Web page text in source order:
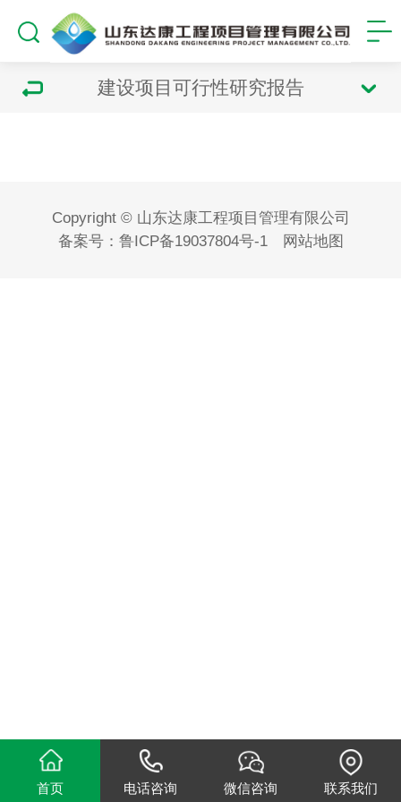
建设项目可行性研究报告
Copyright © 山东达康工程项目管理有限公司
备案号： 鲁ICP备19037804号-1 网站地图
首页 电话咨询 微信咨询 联系我们